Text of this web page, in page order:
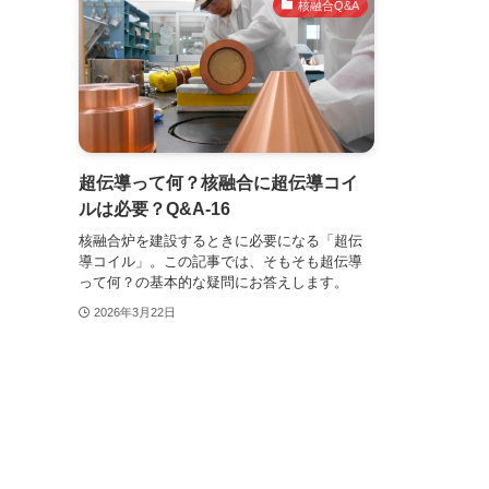
核融合Q&A
超伝導って何？核融合に超伝導コイ
ルは必要？Q&A-16
核融合炉を建設するときに必要になる「超伝
導コイル」。この記事では、そもそも超伝導
って何？の基本的な疑問にお答えします。
2026年3月22日